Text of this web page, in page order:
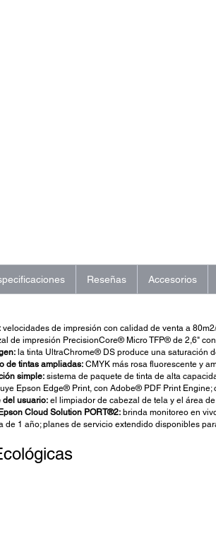
Reseñas Accesorios
velocidades de impresión con calidad de venta a
de impresión PrecisionCore® Micro TFP® de 2,6"
la tinta UltraChrome® DS produce una saturación
de tintas ampliadas:CMYK más rosa fluorescente y
simple:sistema de paquete de tinta de alta
Epson Edge® Print, con Adobe® PDF Print Engine;
del usuario:el limpiador de cabezal de tela y el área
Cloud Solution PORT®2:brinda monitoreo en
de 1 año; planes de servicio extendido disponibles